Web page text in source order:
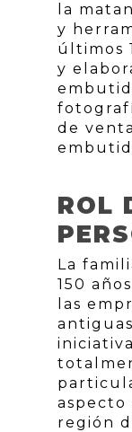
la
y
últimos
y
de
ROL
La
150
las
aspecto
región